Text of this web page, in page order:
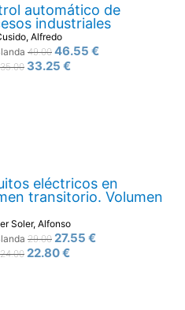
automático de
industriales
Alfredo
49.00 46.55 €
35.00 33.25 €
eléctricos en
transitorio. Volumen
Soler, Alfonso
29.00 27.55 €
24.00 22.80 €